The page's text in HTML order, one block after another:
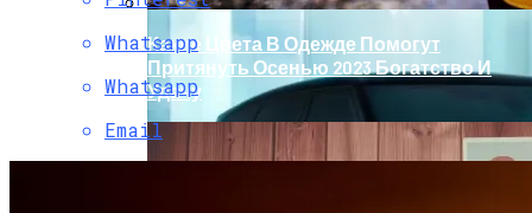
Какие Цвета В Одежде Помогут
Притянуть Осенью 2023 Богатство И
Удачу
Whatsapp
Whatsapp
Email